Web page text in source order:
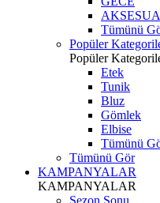
Tümünü
Popüler
Popüler
Etek
Tunik
Bluz
Gömlek
Elbise
Tümünü
Tümünü Gör
KAMPANYALAR
KAMPANYALAR
Sezon Sonu